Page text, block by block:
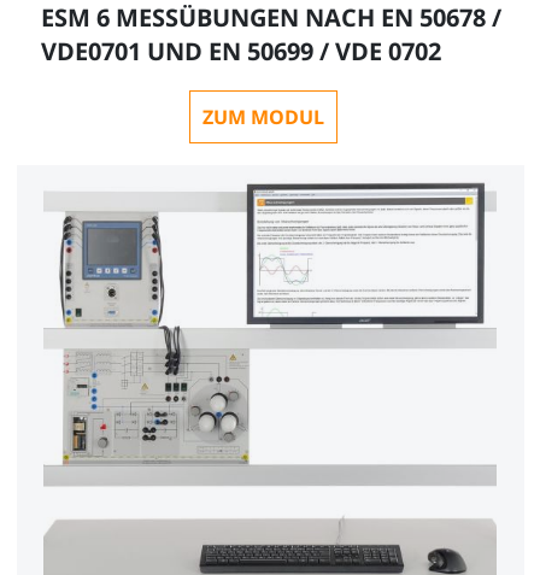
ESM 6 MESSÜBUNGEN NACH EN 50678 /
VDE0701 UND EN 50699 / VDE 0702
ZUM MODUL